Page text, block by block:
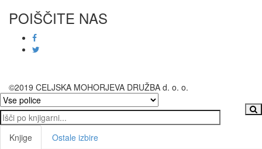
POIŠČITE NAS
©2019 CELJSKA MOHORJEVA DRUŽBA d. o. o.
Knjige
Ostale izbire